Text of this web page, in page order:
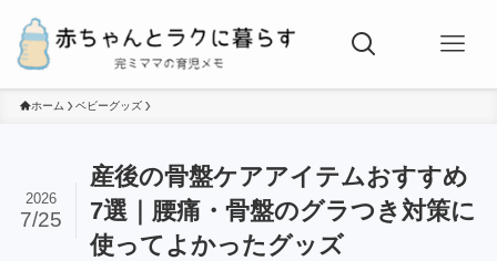
ホーム ベビーグッズ
産後の骨盤ケアアイテムおすすめ
7選｜腰痛・骨盤のグラつき対策に
使ってよかったグッズ
2026
7/25